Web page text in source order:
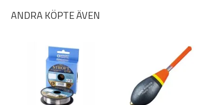
ANDRA KÖPTE ÄVEN